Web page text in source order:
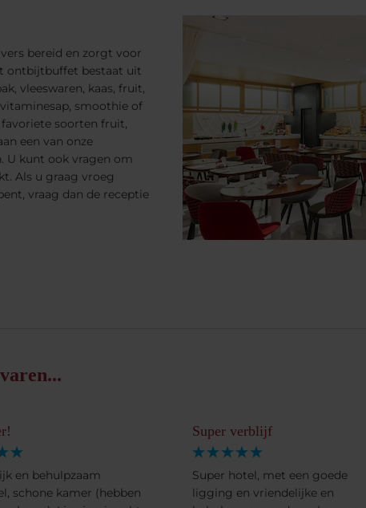
bereid en zorgt voor
ontbijtbuffet bestaat uit
vleeswaren, kaas, fruit,
smoothie of
soorten fruit,
een van onze
U kunt ook vragen om
Als u graag vroeg
vraag dan de receptie
en behulpzaam
schone kamer (hebben
Super verblijf
Super hotel, met een goede
ligging en vriendelijke en